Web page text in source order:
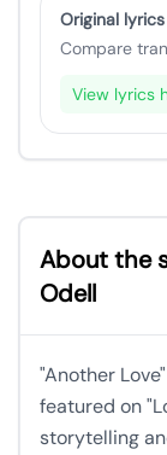
Original
Compare
View lyrics
About the
Odell
"Another
featured on
storytelling